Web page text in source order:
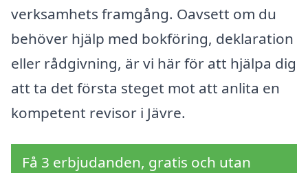
verksamhets framgång. Oavsett om du
behöver hjälp med bokföring, deklaration
eller rådgivning, är vi här för att hjälpa dig
att ta det första steget mot att anlita en
kompetent revisor i Jävre.
Få 3 erbjudanden, gratis och utan